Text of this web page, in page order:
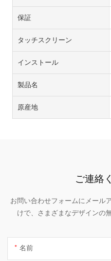
保証
タッチスクリーン
インストール
製品名
原産地
ご連絡
お問い合わせフォームにメール
けで、さまざまなデザインの
名前